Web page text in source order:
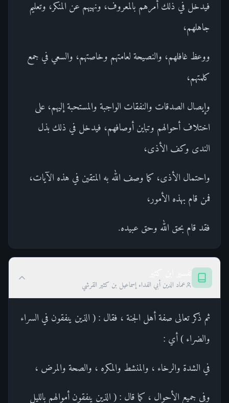
فيدخل في ذلك أمرهم بالمعروف، ونهيهم عن المنكر، وتعليم
جاهلهم،
ووعظ غافلهم، والنصيحة لعامتهم وخاصتهم، والسعي في جمع
كلمتهم،
وإيصال الصدقات والنفقات الواجبة والمستحبة إليهم، على
اختلاف أحوالهم وتباين أوصافهم، فيدخل في ذلك بذل
الندى وكف الأذى،
واحتمال الأذى، كما وصف الله به المتقين في هذه الآيات،
فمن قام بهذه الأمور،
فقد قام بحق الله وحق عبيده.
عماد الدين أبي الفداء إسماعيل بن كثير القرشي
ثم ذكر تعالى صفة أهل الجنة ، فقال : ( الذين ينفقون في السراء
والضراء ) أي :
في الشدة والرخاء ، والمنشط والمكره ، والصحة والمرض ،
وفي جميع الأحوال ، كما قال : ( الذين ينفقون أموالهم بالليل